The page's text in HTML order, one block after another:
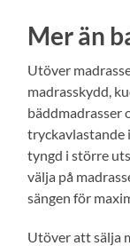
Mer än
Utöver
madrasskydd,
bäddmadrasser
tryckavlastande
tyngd i större
välja på
sängen för
Utöver att sälja